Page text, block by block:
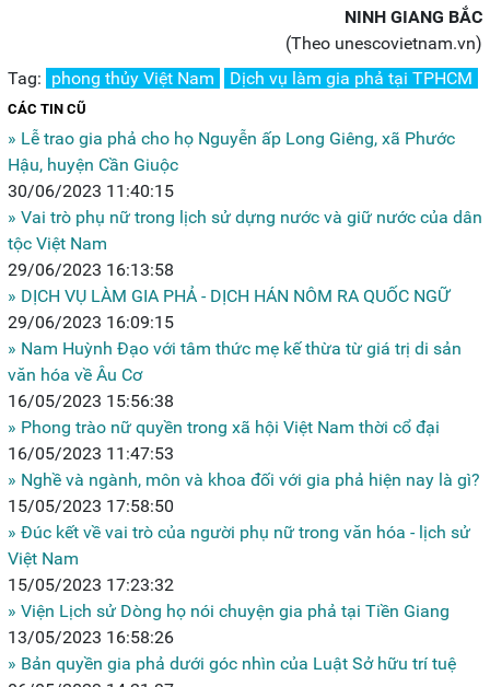
NINH GIANG BẮC
(Theo unescovietnam.vn)
Tag: phong thủy Việt Nam Dịch vụ làm gia phả tại TPHCM
CÁC TIN CŨ
» Lễ trao gia phả cho họ Nguyễn ấp Long Giêng, xã Phước
Hậu, huyện Cần Giuộc
30/06/2023 11:40:15
» Vai trò phụ nữ trong lịch sử dựng nước và giữ nước của dân
tộc Việt Nam
29/06/2023 16:13:58
» DỊCH VỤ LÀM GIA PHẢ - DỊCH HÁN NÔM RA QUỐC NGỮ
29/06/2023 16:09:15
» Nam Huỳnh Đạo với tâm thức mẹ kế thừa từ giá trị di sản
văn hóa về Âu Cơ
16/05/2023 15:56:38
» Phong trào nữ quyền trong xã hội Việt Nam thời cổ đại
16/05/2023 11:47:53
» Nghề và ngành, môn và khoa đối với gia phả hiện nay là gì?
15/05/2023 17:58:50
» Đúc kết về vai trò của người phụ nữ trong văn hóa - lịch sử
Việt Nam
15/05/2023 17:23:32
» Viện Lịch sử Dòng họ nói chuyện gia phả tại Tiền Giang
13/05/2023 16:58:26
» Bản quyền gia phả dưới góc nhìn của Luật Sở hữu trí tuệ